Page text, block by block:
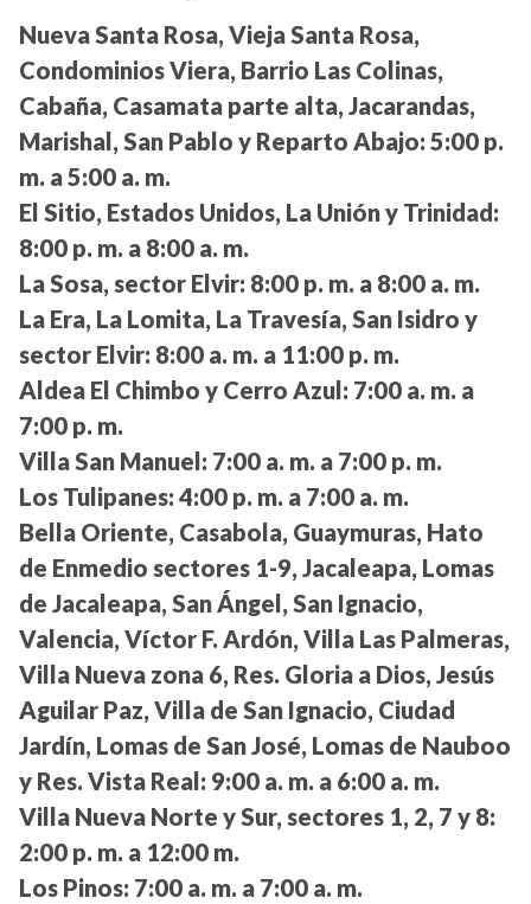
Nueva Santa Rosa, Vieja Santa Rosa,
Condominios Viera, Barrio Las Colinas,
Cabaña, Casamata parte alta, Jacarandas,
Marishal, San Pablo y Reparto Abajo: 5:00 p.
m. a 5:00 a. m.
El Sitio, Estados Unidos, La Unión y Trinidad:
8:00 p. m. a 8:00 a. m.
La Sosa, sector Elvir: 8:00 p. m. a 8:00 a. m.
La Era, La Lomita, La Travesía, San Isidro y
sector Elvir: 8:00 a. m. a 11:00 p. m.
Aldea El Chimbo y Cerro Azul: 7:00 a. m. a
7:00 p. m.
Villa San Manuel: 7:00 a. m. a 7:00 p. m.
Los Tulipanes: 4:00 p. m. a 7:00 a. m.
Bella Oriente, Casabola, Guaymuras, Hato
de Enmedio sectores 1-9, Jacaleapa, Lomas
de Jacaleapa, San Ángel, San Ignacio,
Valencia, Víctor F. Ardón, Villa Las Palmeras,
Villa Nueva zona 6, Res. Gloria a Dios, Jesús
Aguilar Paz, Villa de San Ignacio, Ciudad
Jardín, Lomas de San José, Lomas de Nauboo
y Res. Vista Real: 9:00 a. m. a 6:00 a. m.
Villa Nueva Norte y Sur, sectores 1, 2, 7 y 8:
2:00 p. m. a 12:00 m.
Los Pinos: 7:00 a. m. a 7:00 a. m.